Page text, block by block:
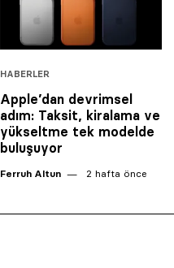
HABERLER
Apple’dan devrimsel
adım: Taksit, kiralama ve
yükseltme tek modelde
buluşuyor
Ferruh Altun 2 hafta önce